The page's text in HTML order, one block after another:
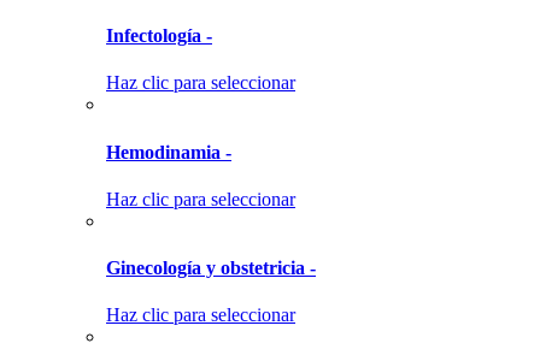
Infectología -
Haz clic para seleccionar
Hemodinamia -
Haz clic para seleccionar
Ginecología y obstetricia -
Haz clic para seleccionar